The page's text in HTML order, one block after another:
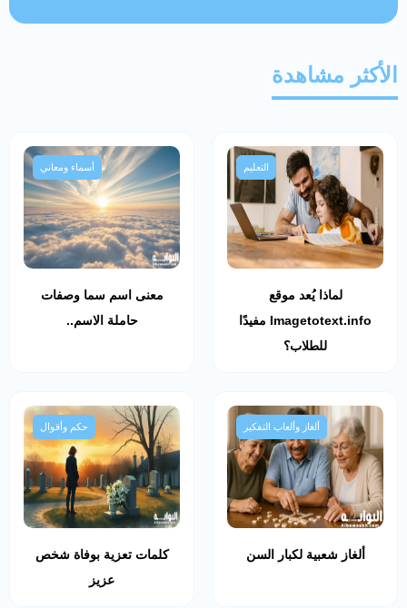
الأكثر مشاهدة
التعليم
لماذا يُعد موقع
Imagetotext.info مفيدًا
للطلاب؟
أسماء ومعاني
معنى اسم سما وصفات
حاملة الاسم..
ألغاز وألعاب التفكير
ألغاز شعبية لكبار السن
حكم وأقوال
كلمات تعزية بوفاة شخص
عزيز